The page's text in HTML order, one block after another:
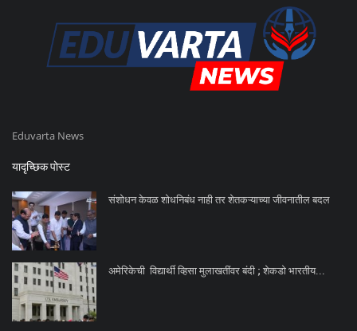
Eduvarta News
यादृच्छिक पोस्ट
संशोधन केवळ शोधनिबंध नाही तर शेतकऱ्याच्या जीवनातील बदल
अमेरिकेची विद्यार्थी व्हिसा मुलाखतींवर बंदी ; शेकडो भारतीय...